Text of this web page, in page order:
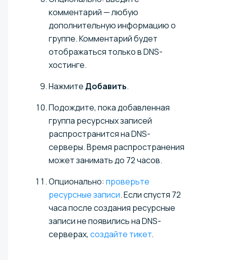
комментарий — любую
дополнительную информацию о
группе. Комментарий будет
отображаться только в DNS-
хостинге.
Нажмите Добавить.
Подождите, пока добавленная
группа ресурсных записей
распространится на DNS-
серверы. Время распространения
может занимать до 72 часов.
Опционально: проверьте
ресурсные записи. Если спустя 72
часа после создания ресурсные
записи не появились на DNS-
серверах, создайте тикет.